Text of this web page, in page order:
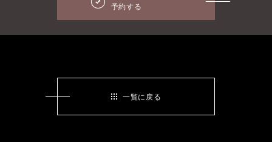
予約する
一覧に戻る